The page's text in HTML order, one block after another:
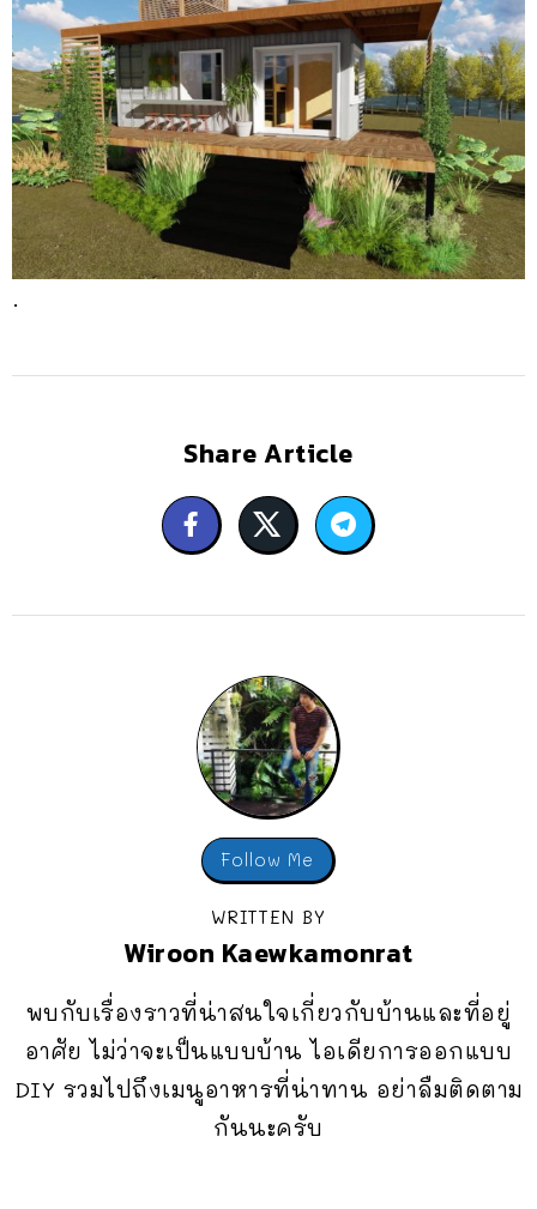
.
Share Article
Follow Me
WRITTEN BY
Wiroon Kaewkamonrat
พบกับเรื่องราวที่น่าสนใจเกี่ยวกับบ้านและที่อยู่
อาศัย ไม่ว่าจะเป็นแบบบ้าน ไอเดียการออกแบบ
DIY รวมไปถึงเมนูอาหารที่น่าทาน อย่าลืมติดตาม
กันนะครับ